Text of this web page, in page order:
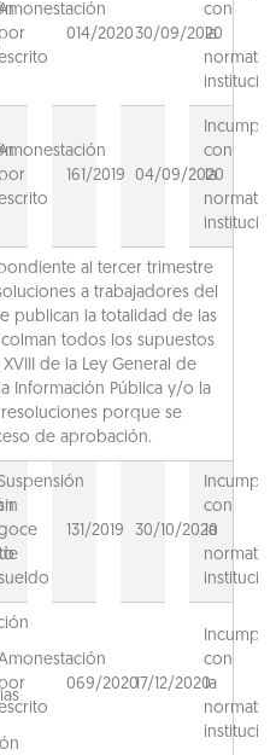
por
014/2020 30/09/2020
con
la
por
161/2019 04/09/2020
con
la
al tercer trimestre
a trabajadores del
publican la totalidad de las
todos los supuestos
de la Ley General de
Información Pública y/o la
porque se
de aprobación.
131/2019 30/10/2020
con
la
por
069/202017/12/2020
con
la